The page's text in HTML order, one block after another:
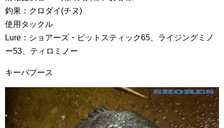
釣果：クロダイ(チヌ)
使用タックル
Lure：ショアーズ・ピットスティック65、ライジングミノ
ー53、ティロミノー
キーパプース